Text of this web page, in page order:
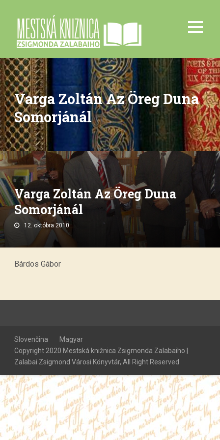
Varga Zoltán Az Öreg Duna
Somorjánál
Varga Zoltán Az Öreg Duna
Somorjánál
12. októbra 2010.
Bárdos Gábor
Slovenčina
Magyar
Copyright 2020 Mestská knižnica Zsigmonda Zalabaiho |
Zalabai Zsigmond Városi Könyvtár, All Right Reserved